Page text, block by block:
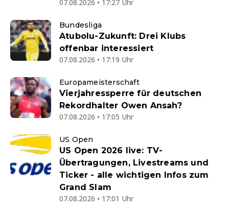
07.08.2026 • 17:27 Uhr
Bundesliga
Atubolu-Zukunft: Drei Klubs
offenbar interessiert
07.08.2026 • 17:19 Uhr
Europameisterschaft
Vierjahressperre für deutschen
Rekordhalter Owen Ansah?
07.08.2026 • 17:05 Uhr
US Open
US Open 2026 live: TV-
Übertragungen, Livestreams und
Ticker - alle wichtigen Infos zum
Grand Slam
07.08.2026 • 17:01 Uhr